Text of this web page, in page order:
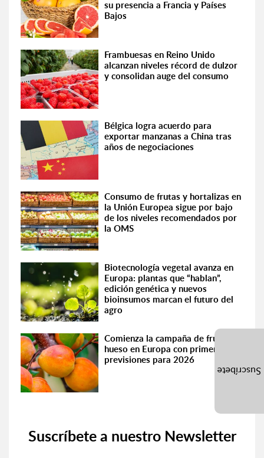
su presencia a Francia y Países
Bajos
Frambuesas en Reino Unido
alcanzan niveles récord de dulzor
y consolidan auge del consumo
Bélgica logra acuerdo para
exportar manzanas a China tras
años de negociaciones
Consumo de frutas y hortalizas en
la Unión Europea sigue por bajo
de los niveles recomendados por
la OMS
Biotecnología vegetal avanza en
Europa: plantas que “hablan”,
edición genética y nuevos
bioinsumos marcan el futuro del
agro
Comienza la campaña de fruta de
hueso en Europa con primeras
previsiones para 2026
Suscríbete a nuestro Newsletter
Suscríbete